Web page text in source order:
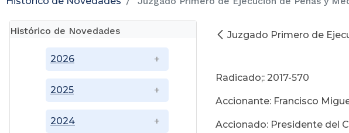
Histórico de Novedades
2024
2025
2026
Juzgado Primero de
Radicado;: 2017-570
Accionante: Francisco
Accionado: Presidente del